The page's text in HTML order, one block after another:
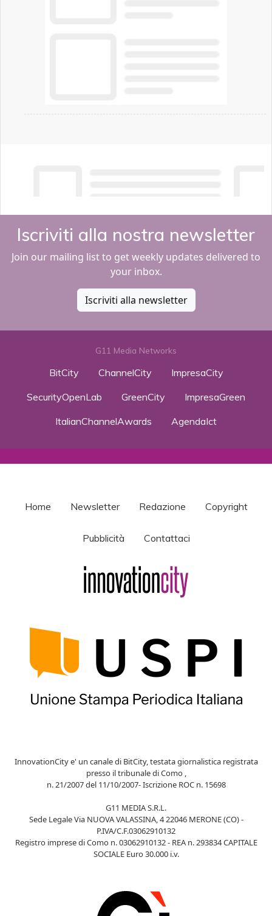
Iscriviti alla nostra newsletter
Join our mailing list to get weekly updates delivered to
your inbox.
Iscriviti alla newsletter
G11 Media Networks
BitCity ChannelCity
ImpresaCity
SecurityOpenLab
GreenCity
ImpresaGreen
ItalianChannelAwards
AgendaIct
Home Newsletter Redazione Copyright
Pubblicità Contattaci
InnovationCity e' un canale di BitCity, testata giornalistica registrata
presso il tribunale di Como ,
n. 21/2007 del 11/10/2007- Iscrizione ROC n. 15698
G11 MEDIA S.R.L.
Sede Legale Via NUOVA VALASSINA, 4 22046 MERONE (CO) -
P.IVA/C.F.03062910132
Registro imprese di Como n. 03062910132 - REA n. 293834 CAPITALE
SOCIALE Euro 30.000 i.v.